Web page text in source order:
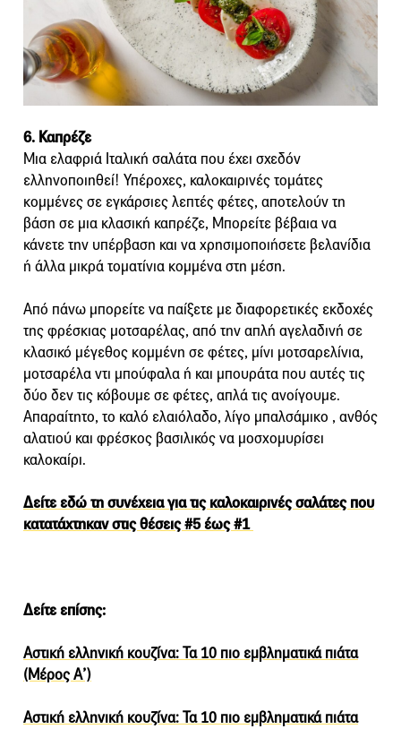
6. Καπρέζε
Μια ελαφριά Ιταλική σαλάτα που έχει σχεδόν
ελληνοποιηθεί! Υπέροχες, καλοκαιρινές τομάτες
κομμένες σε εγκάρσιες λεπτές φέτες, αποτελούν τη
βάση σε μια κλασική καπρέζε, Μπορείτε βέβαια να
κάνετε την υπέρβαση και να χρησιμοποιήσετε βελανίδια
ή άλλα μικρά τοματίνια κομμένα στη μέση.
Από πάνω μπορείτε να παίξετε με διαφορετικές εκδοχές
της φρέσκιας μοτσαρέλας, από την απλή αγελαδινή σε
κλασικό μέγεθος κομμένη σε φέτες, μίνι μοτσαρελίνια,
μοτσαρέλα ντι μπούφαλα ή και μπουράτα που αυτές τις
δύο δεν τις κόβουμε σε φέτες, απλά τις ανοίγουμε.
Απαραίτητο, το καλό ελαιόλαδο, λίγο μπαλσάμικο , ανθός
αλατιού και φρέσκος βασιλικός να μοσχομυρίσει
καλοκαίρι.
Δείτε εδώ τη συνέχεια για τις καλοκαιρινές σαλάτες που
κατατάχτηκαν στις θέσεις #5 έως #1
Δείτε επίσης:
Αστική ελληνική κουζίνα: Τα 10 πιο εμβληματικά πιάτα
(Μέρος Α’)
Αστική ελληνική κουζίνα: Τα 10 πιο εμβληματικά πιάτα